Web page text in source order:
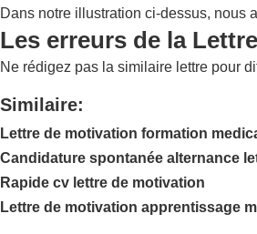
Dans notre illustration ci-dessus, nous
Les erreurs de la
Ne rédigez pas la similaire lettre pour
Similaire:
Lettre de motivation formation
Candidature spontanée alternance
Rapide cv lettre de motivation
Lettre de motivation apprentissage